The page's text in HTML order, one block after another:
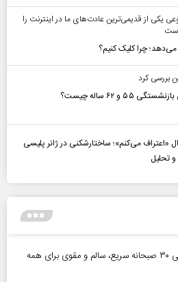
یکی از قدیمی‌ترین عادت‌های ما در اینترنت را
چرا کلیک کنیم؟
بررسی کرد
۵۵ و ۶۲ ساله چیست؟
«اعتراف می‌کنم»؛ ساختارشکنی در ژانر پلیسی
و تحلیل
صبحانه چی درست کنم؟ معرفی ۳۰ صبحانه سریع، سالم و مقوی برای همه